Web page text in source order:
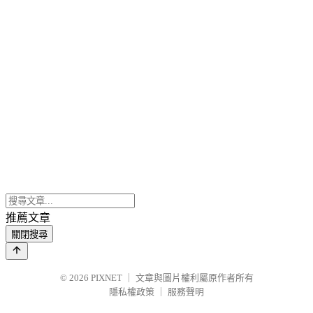
推薦文章
關閉搜尋
© 2026 PIXNET
文章與圖片權利屬原作者所有
隱私權政策
服務聲明